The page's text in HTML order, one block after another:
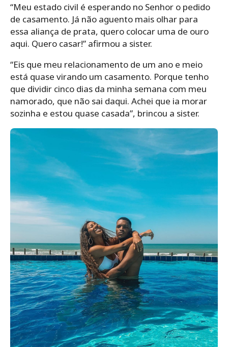
“Meu estado civil é esperando no Senhor o pedido
de casamento. Já não aguento mais olhar para
essa aliança de prata, quero colocar uma de ouro
aqui. Quero casar!” afirmou a sister.
“Eis que meu relacionamento de um ano e meio
está quase virando um casamento. Porque tenho
que dividir cinco dias da minha semana com meu
namorado, que não sai daqui. Achei que ia morar
sozinha e estou quase casada”, brincou a sister.